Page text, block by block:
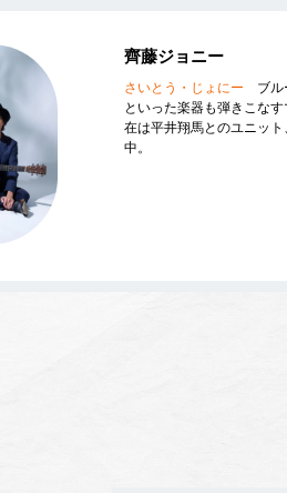
齊藤ジョニー
さいとう・じょにー ブル
といった楽器も弾きこな
在は平井翔馬とのユニッ
中。